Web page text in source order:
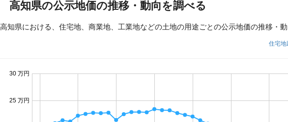
高知県の公示地価の推移・動向を調べる
高知県における、住宅地、商業地、工業地などの土地の用途ごとの公示地価の推移・
住宅地
25 万円
30 万円